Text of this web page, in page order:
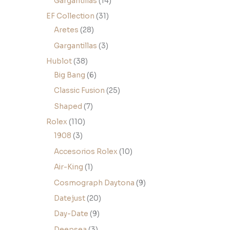
EF Collection 31
Aretes 28
Gargantillas 3
Hublot 38
Big Bang 6
Classic Fusion 25
Shaped 7
Rolex 110
1908 3
Accesorios Rolex 10
Air-King 1
Cosmograph Daytona 9
Datejust 20
Day-Date 9